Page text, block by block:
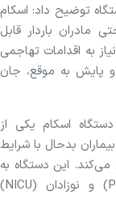
توضیح داد: اسکام
مادران باردار قابل
به اقدامات تهاجمی
پایش به موقع، جان
اسکام یکی از
بدحال با شرایط
این دستگاه به
ویژه در بخش مراقبت‌های ویژه کودکان (PICU) و نوزادان (NICU)